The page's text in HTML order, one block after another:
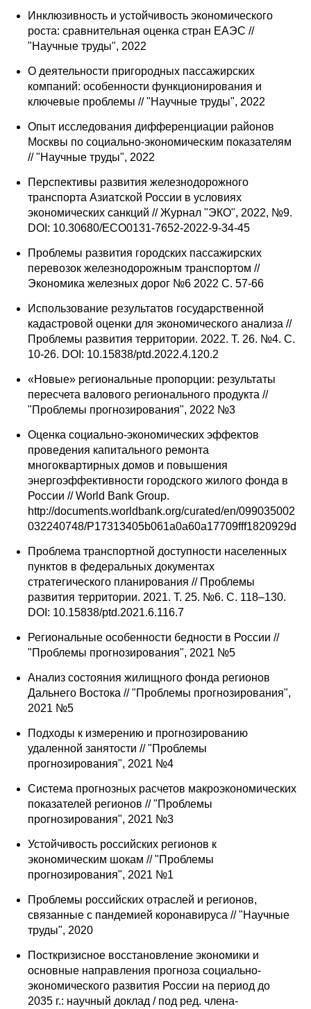
Инклюзивность и устойчивость экономического
роста: сравнительная оценка стран ЕАЭС //
"Научные труды", 2022
О деятельности пригородных пассажирских
компаний: особенности функционирования и
ключевые проблемы // "Научные труды", 2022
Опыт исследования дифференциации районов
Москвы по социально-экономическим показателям
// "Научные труды", 2022
Перспективы развития железнодорожного
транспорта Азиатской России в условиях
экономических санкций // Журнал "ЭКО", 2022, №9.
DOI: 10.30680/ECO0131-7652-2022-9-34-45
Проблемы развития городских пассажирских
перевозок железнодорожным транспортом //
Экономика железных дорог №6 2022 С. 57-66
Использование результатов государственной
кадастровой оценки для экономического анализа //
Проблемы развития территории. 2022. Т. 26. №4. С.
10-26. DOI: 10.15838/ptd.2022.4.120.2
«Новые» региональные пропорции: результаты
пересчета валового регионального продукта //
"Проблемы прогнозирования", 2022 №3
Оценка социально-экономических эффектов
проведения капитального ремонта
многоквартирных домов и повышения
энергоэффективности городского жилого фонда в
России // World Bank Group.
http://documents.worldbank.org/curated/en/099035002
032240748/P17313405b061a0a60a17709fff1820929d
Проблема транспортной доступности населенных
пунктов в федеральных документах
стратегического планирования // Проблемы
развития территории. 2021. Т. 25. №6. С. 118–130.
DOI: 10.15838/ptd.2021.6.116.7
Региональные особенности бедности в России //
"Проблемы прогнозирования", 2021 №5
Анализ состояния жилищного фонда регионов
Дальнего Востока // "Проблемы прогнозирования",
2021 №5
Подходы к измерению и прогнозированию
удаленной занятости // "Проблемы
прогнозирования", 2021 №4
Система прогнозных расчетов макроэкономических
показателей регионов // "Проблемы
прогнозирования", 2021 №3
Устойчивость российских регионов к
экономическим шокам // "Проблемы
прогнозирования", 2021 №1
Проблемы российских отраслей и регионов,
связанные с пандемией коронавируса // "Научные
труды", 2020
Посткризисное восстановление экономики и
основные направления прогноза социально-
экономического развития России на период до
2035 г.: научный доклад / под ред. члена-